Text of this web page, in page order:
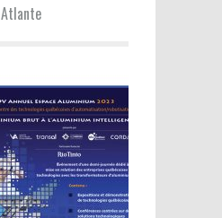
Atlante